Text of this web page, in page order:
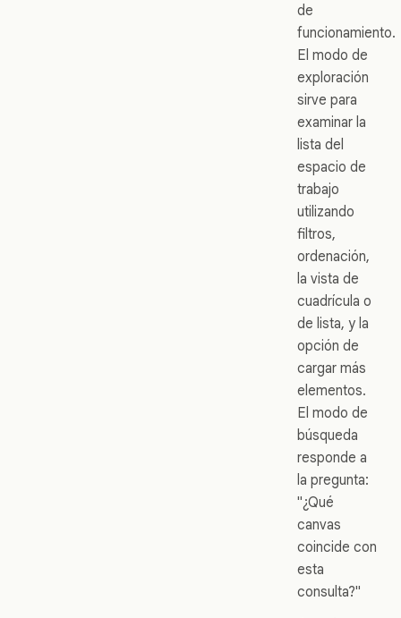
de
funcionamiento.
El modo de
exploración
sirve para
examinar la
lista del
espacio de
trabajo
utilizando
filtros,
ordenación,
la vista de
cuadrícula o
de lista, y la
opción de
cargar más
elementos.
El modo de
búsqueda
responde a
la pregunta:
"¿Qué
canvas
coincide con
esta
consulta?"